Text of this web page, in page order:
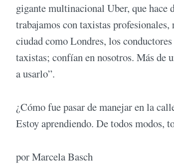
gigante multinacional Uber, que hace
trabajamos con taxistas
ciudad como Londres, los
taxistas; confían en nosotros. Más de
a usarlo”.
¿Cómo fue pasar de manejar en la
Estoy aprendiendo. De todos modos,
por Marcela Basch